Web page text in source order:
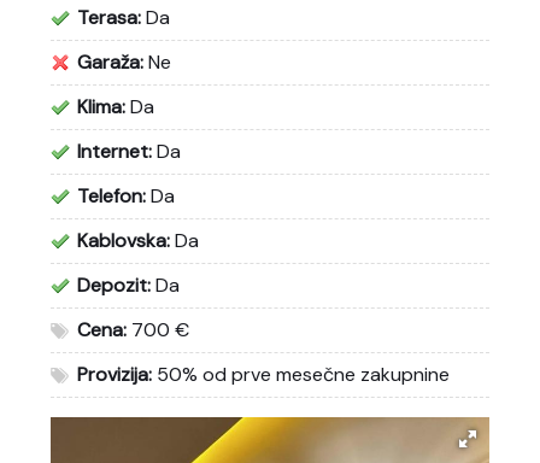
Terasa:Da
Garaža:Ne
Klima:Da
Internet:Da
Telefon:Da
Kablovska:Da
Depozit:Da
Cena: 700 €
Provizija: 50% od prve mesečne zakupnine